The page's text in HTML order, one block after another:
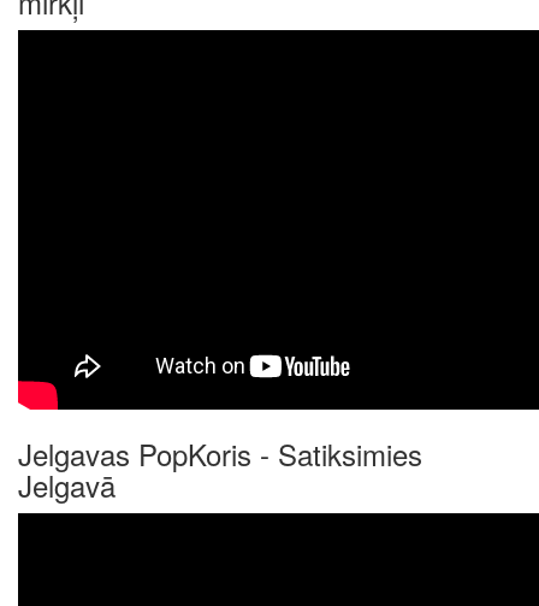
Jelgavas PopKoris - Satiksimies
Jelgavā